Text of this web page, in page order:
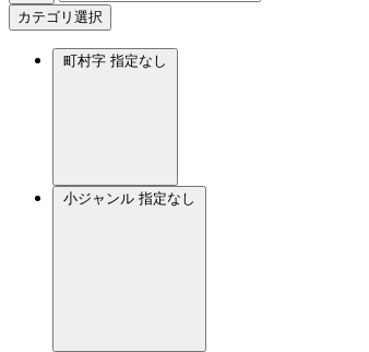
カテゴリ選択
町村字 指定なし
小ジャンル 指定なし